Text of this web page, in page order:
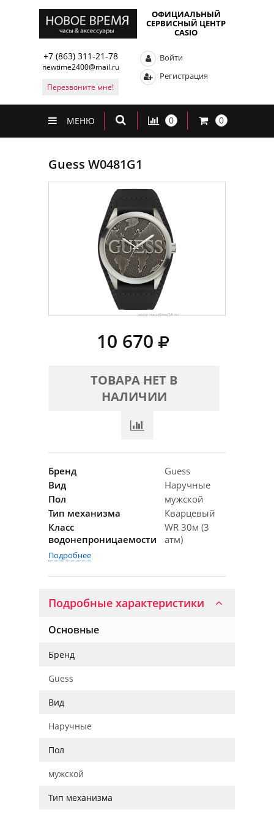
ОФИЦИАЛЬНЫЙ
СЕРВИСНЫЙ ЦЕНТР
CASIO
+7 (863) 311-21-78
newtime2400@mail.ru
Перезвоните мне!
Войти
Регистрация
МЕНЮ 0 0
Guess W0481G1
10 670
ТОВАРА НЕТ В
НАЛИЧИИ
Бренд
Guess
Вид
Наручные
Пол
мужской
Тип механизма
Кварцевый
Класс
водонепроницаемости
WR 30м (3
атм)
Подробнее
Подробные характеристики
Основные
Бренд
Guess
Вид
Наручные
Пол
мужской
Тип механизма